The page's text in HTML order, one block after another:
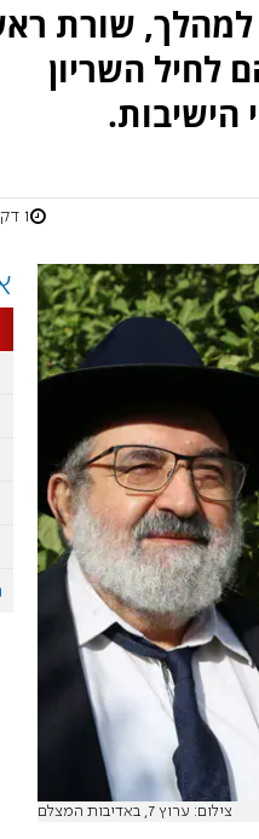
שורת
תלמידיהם לחיל השריון
1 דקות
צילום: ערוץ 7, באדיבות המצלם